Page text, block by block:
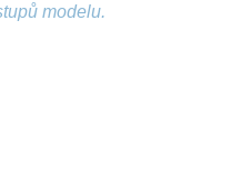
modelu.